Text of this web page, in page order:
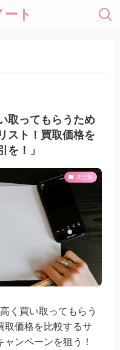
ト
取ってもらうため
スト！買取価格を
を！」
未分類
く買い取ってもらう
取価格を比較するサ
ンペーンを狙う！